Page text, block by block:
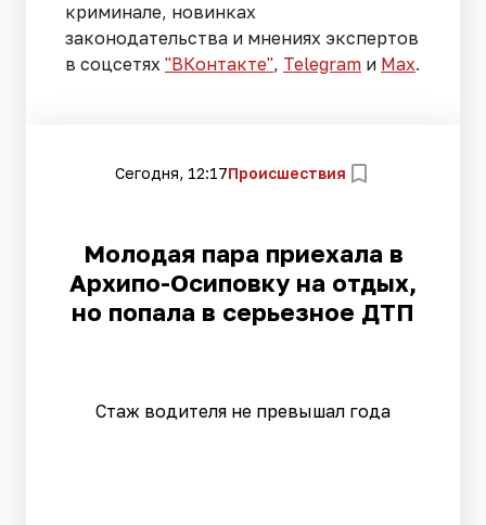
криминале, новинках
законодательства и мнениях экспертов
в соцсетях "ВКонтакте", Telegram и Max.
Сегодня, 12:17Происшествия
Молодая пара приехала в
Архипо-Осиповку на отдых,
но попала в серьезное ДТП
Стаж водителя не превышал года